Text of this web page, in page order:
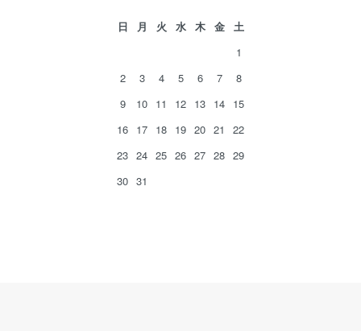
日 月 火 水 木 金
土
1
2
3 4 5 6 7
8
9
10 11 12 13 14 15
16 17 18 19 20 21
22
23 24 25 26 27 28 29
30 31